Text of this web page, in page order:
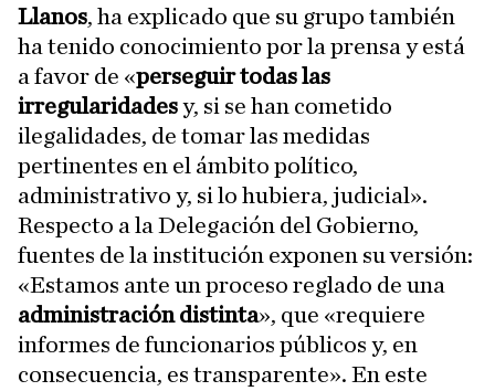
Llanos, ha explicado que su grupo también
ha tenido conocimiento por la prensa y está
a favor de «perseguir todas las
irregularidadesy, si se han cometido
ilegalidades, de tomar las medidas
pertinentes en el ámbito político,
administrativo y, si lo hubiera, judicial».
Respecto a la Delegación del Gobierno,
fuentes de la institución exponen su versión:
«Estamos ante un proceso reglado de una
administración distinta», que «requiere
informes de funcionarios públicos y, en
consecuencia, es transparente». En este